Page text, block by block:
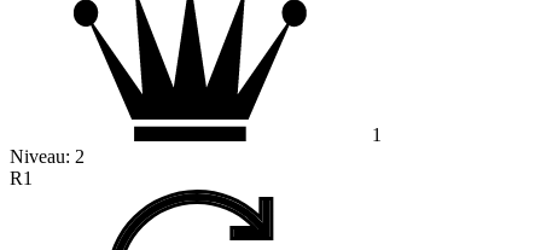
1
Niveau: 2
R1